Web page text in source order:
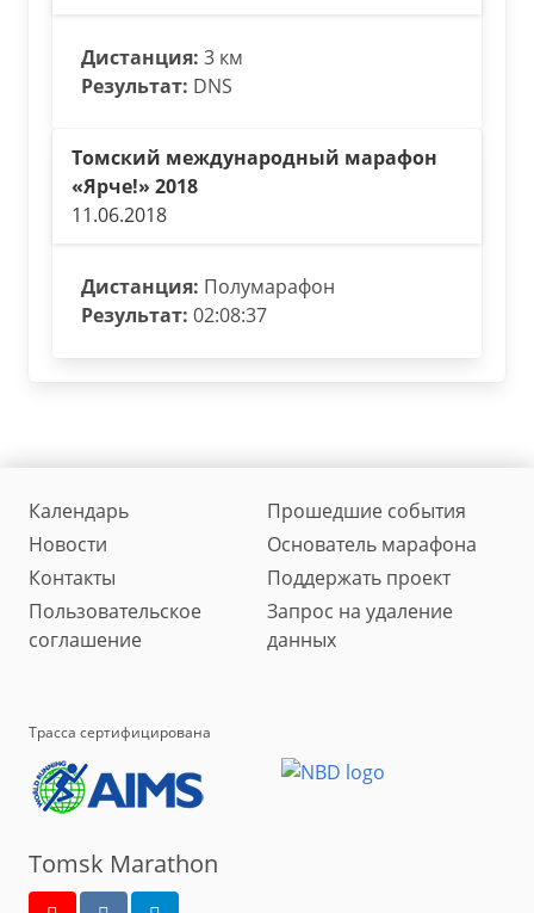
Дистанция: 3 км
Результат: DNS
Томский международный марафон
«Ярче!» 2018
11.06.2018
Дистанция: Полумарафон
Результат: 02:08:37
Календарь
Прошедшие события
Новости
Основатель марафона
Контакты
Поддержать проект
Пользовательское
соглашение
Запрос на удаление
данных
Трасса сертифицирована
Tomsk Marathon